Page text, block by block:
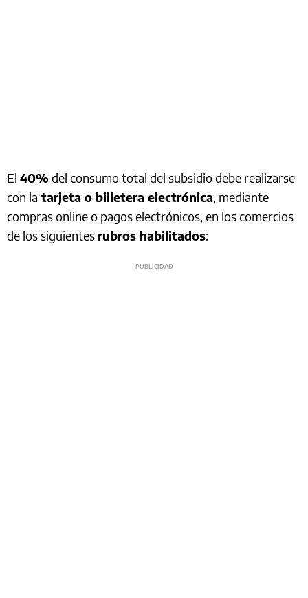
El 40% del consumo total del subsidio debe realizarse
con la tarjeta o billetera electrónica, mediante
compras online o pagos electrónicos, en los comercios
de los siguientes rubros habilitados: